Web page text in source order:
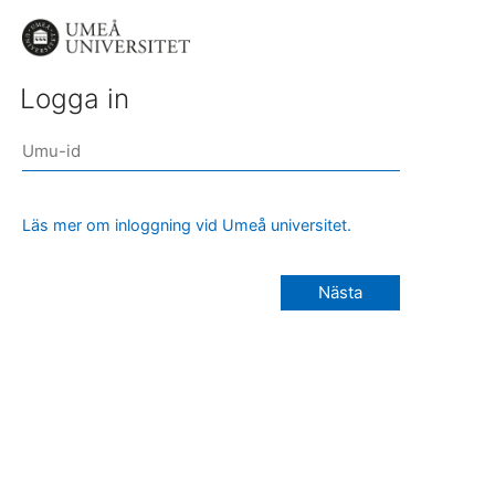
Logga in
Läs mer om inloggning vid Umeå universitet.
Nästa